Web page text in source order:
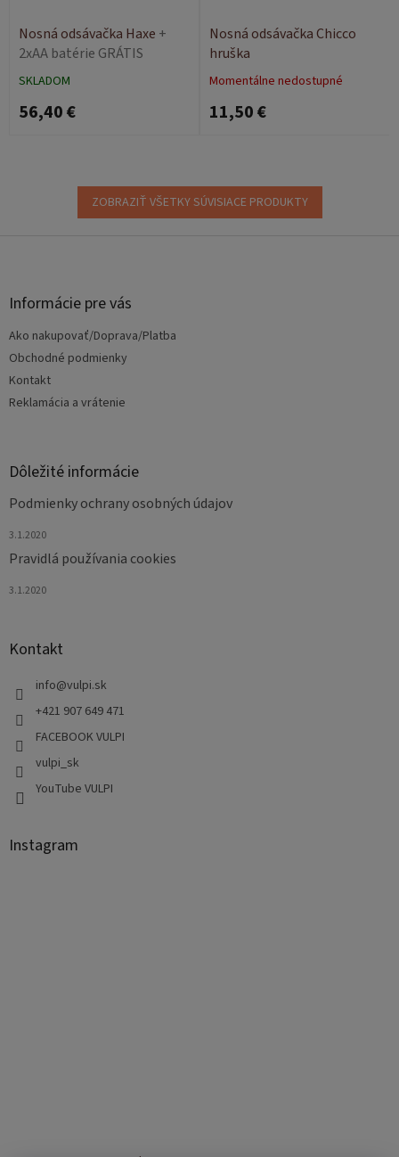
Nosná odsávačka Haxe +
2xAA batérie GRÁTIS
SKLADOM
56,40 €
Nosná odsávačka Chicco
hruška
Momentálne nedostupné
11,50 €
ZOBRAZIŤ VŠETKY SÚVISIACE PRODUKTY
Informácie pre vás
Ako nakupovať/Doprava/Platba
Obchodné podmienky
Kontakt
Reklamácia a vrátenie
Dôležité informácie
Podmienky ochrany osobných údajov
3.1.2020
Pravidlá používania cookies
3.1.2020
Kontakt
info@vulpi.sk
+421 907 649 471
FACEBOOK VULPI
vulpi_sk
YouTube VULPI
Instagram